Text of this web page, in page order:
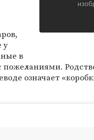
у
в
пожеланиями.
означает